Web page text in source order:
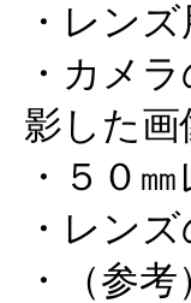
・レン
・カメ
影した画
・５０
・レン
・（参